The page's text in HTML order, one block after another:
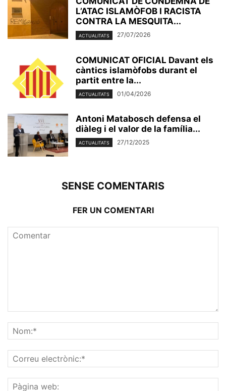
L’ATAC ISLAMÒFOB I RACISTA
CONTRA LA MESQUITA...
ACTUALITATS 27/07/2026
COMUNICAT OFICIAL Davant els
càntics islamòfobs durant el
partit entre la...
ACTUALITATS 01/04/2026
Antoni Matabosch defensa el
diàleg i el valor de la família...
ACTUALITATS 27/12/2025
SENSE COMENTARIS
FER UN COMENTARI